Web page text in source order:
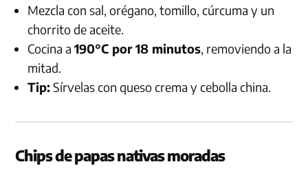
Mezcla con sal, orégano, tomillo, cúrcuma y un
chorrito de aceite.
Cocina a190°C por 18 minutos, removiendo a la
mitad.
Tip:Sírvelas con queso crema y cebolla china.
Chips de papas nativas moradas